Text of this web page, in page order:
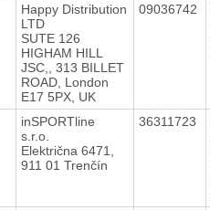
Happy Distribution
LTD
SUTE 126
HIGHAM HILL
JSC,, 313 BILLET
ROAD, London
E17 5PX, UK
09036742
inSPORTline
s.r.o.
Električna 6471,
911 01 Trenčín
36311723